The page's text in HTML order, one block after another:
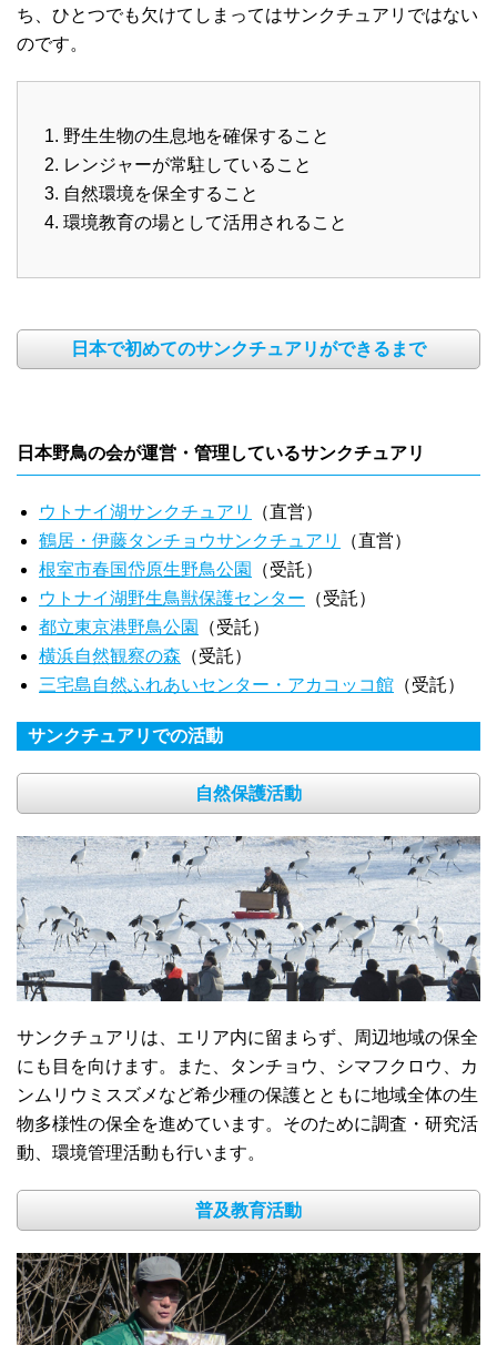
ち、ひとつでも欠けてしまってはサンクチュアリではない
のです。
野生生物の生息地を確保すること
レンジャーが常駐していること
自然環境を保全すること
環境教育の場として活用されること
日本で初めてのサンクチュアリができるまで
日本野鳥の会が運営・管理しているサンクチュアリ
ウトナイ湖サンクチュアリ
（直営）
鶴居・伊藤タンチョウサンクチュアリ
（直営）
根室市春国岱原生野鳥公園
（受託）
ウトナイ湖野生鳥獣保護センター （受託）
都立東京港野鳥公園
（受託）
横浜自然観察の森 （受託）
三宅島自然ふれあいセンター・アカコッコ館 （受託）
サンクチュアリでの活動
自然保護活動
サンクチュアリは、エリア内に留まらず、周辺地域の保全
にも目を向けます。また、タンチョウ、シマフクロウ、カ
ンムリウミスズメなど希少種の保護とともに地域全体の生
物多様性の保全を進めています。そのために調査・研究活
動、環境管理活動も行います。
普及教育活動